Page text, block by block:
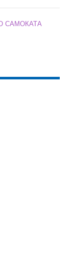
САМОКАТА